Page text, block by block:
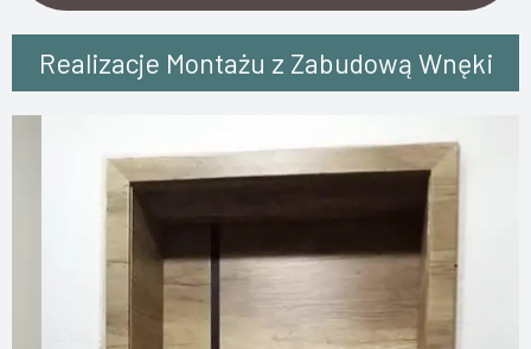
Realizacje Montażu z Zabudową Wnęki